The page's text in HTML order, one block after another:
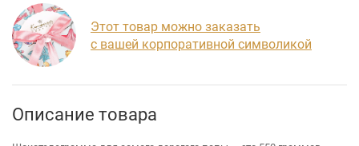
Этот товар можно заказать
с вашей корпоративной символикой
Описание товара